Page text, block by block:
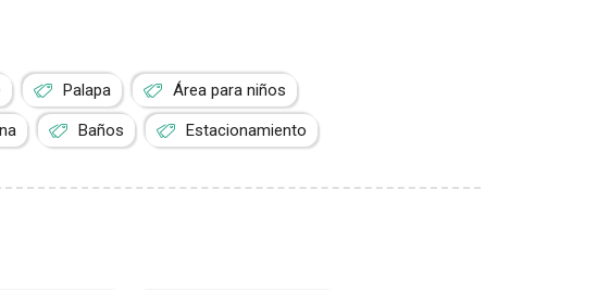
Palapa Área para niños
Baños Estacionamiento